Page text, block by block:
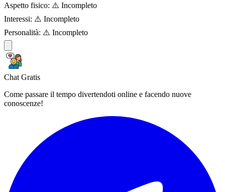
Aspetto fisico: ⚠️ Incompleto
Interessi: ⚠️ Incompleto
Personalità: ⚠️ Incompleto
Chat Gratis
Come passare il tempo divertendoti online e facendo nuove
conoscenze!